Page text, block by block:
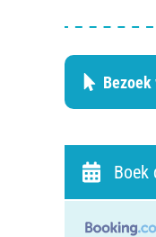
Boek